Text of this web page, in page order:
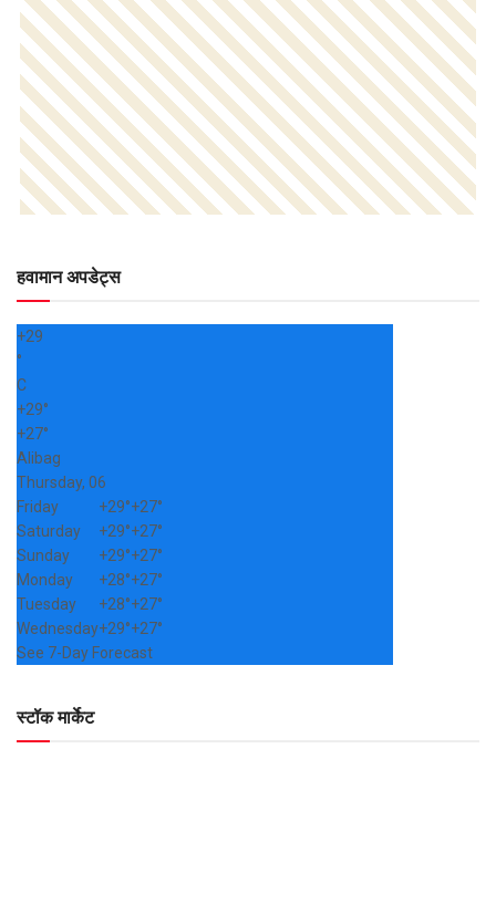
हवामान अपडेट्स
+29
°
C
+29°
+27°
Alibag
Thursday, 06
Friday
+29°+27°
Saturday
+29°+27°
Sunday
+29°+27°
Monday
+28°+27°
Tuesday
+28°+27°
Wednesday+29°+27°
See 7-Day Forecast
स्टॉक मार्केट